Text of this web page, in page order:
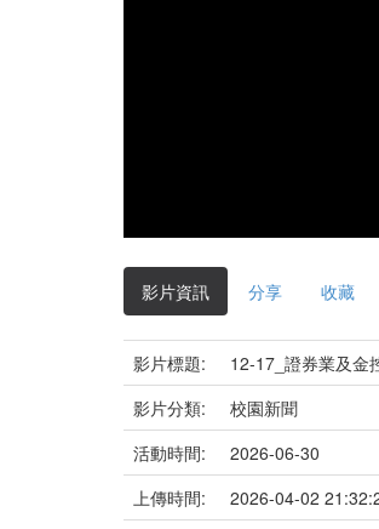
影片資訊 分享 收藏
影片標題:
12-17_證券業及金
影片分類:
校園新聞
活動時間:
2026-06-30
上傳時間:
2026-04-02